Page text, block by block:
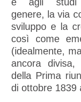
genere, la via
sviluppo e la
così come
(idealmente,
ancora
della Prima
di ottobre 1839